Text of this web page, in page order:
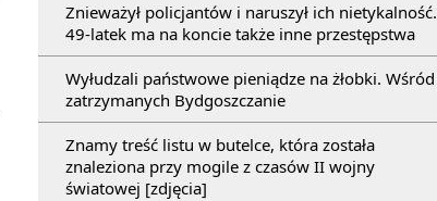
Znieważył policjantów i naruszył ich nietykalność.
49-latek ma na koncie także inne przestępstwa
Wyłudzali państwowe pieniądze na żłobki. Wśród
zatrzymanych Bydgoszczanie
Znamy treść listu w butelce, która została
znaleziona przy mogile z czasów II wojny
światowej [zdjęcia]